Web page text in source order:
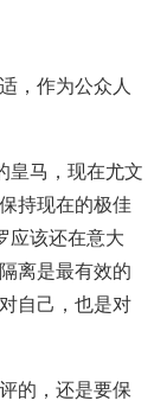
，作为公众人
皇马，现在尤文
持现在的极佳
应该还在意大
离是最有效的
自己，也是对
的，还是要保